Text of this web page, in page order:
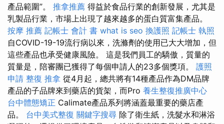
產品範圍”。 推拿推薦 得益於食品行業的創新發展，尤其是
乳製品行業，市場上出現了越來越多的蛋白質富集產品。
按摩 推薦 記帳士 會計 書 what is seo 換護照 記帳士 執照
自COVID-19-19流行病以來，洗滌劑的使用已大大增加，但
這些產品也承受健康風險。 這是我們員工的驕傲，質量的
質量是，陪審團已獲得了每個申請人的23多個獎項。 護照
申請 整復 推拿 從4月起，總共將有14種產品作為DM品牌
產品的子品牌來到藥店的貨架，而Pro 養生整復推廣中心
台中體態矯正 Calimate產品系列將涵蓋最重要的藥店產
品。 台中美式整復 關鍵字搜尋 除了衛生紙，洗髮水和淋浴